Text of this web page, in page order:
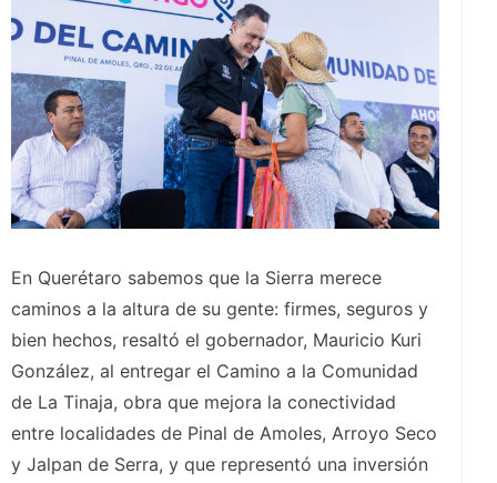
En Querétaro sabemos que la Sierra merece
caminos a la altura de su gente: firmes, seguros y
bien hechos, resaltó el gobernador, Mauricio Kuri
González, al entregar el Camino a la Comunidad
de La Tinaja, obra que mejora la conectividad
entre localidades de Pinal de Amoles, Arroyo Seco
y Jalpan de Serra, y que representó una inversión